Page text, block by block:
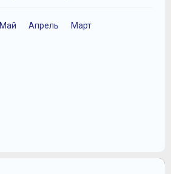
Май Апрель Март